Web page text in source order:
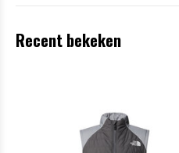
Recent bekeken